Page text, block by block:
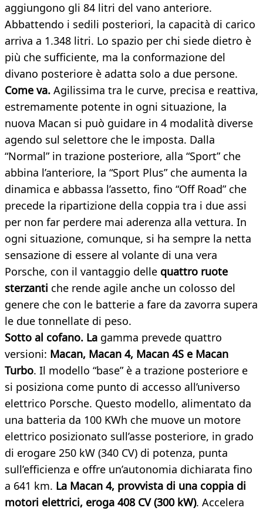
aggiungono gli 84 litri del vano anteriore.
Abbattendo i sedili posteriori, la capacità di carico
arriva a 1.348 litri. Lo spazio per chi siede dietro è
più che sufficiente, ma la conformazione del
divano posteriore è adatta solo a due persone.
Come va. Agilissima tra le curve, precisa e reattiva,
estremamente potente in ogni situazione, la
nuova Macan si può guidare in 4 modalità diverse
agendo sul selettore che le imposta. Dalla
“Normal” in trazione posteriore, alla “Sport” che
abbina l’anteriore, la “Sport Plus” che aumenta la
dinamica e abbassa l’assetto, fino “Off Road” che
precede la ripartizione della coppia tra i due assi
per non far perdere mai aderenza alla vettura. In
ogni situazione, comunque, si ha sempre la netta
sensazione di essere al volante di una vera
Porsche, con il vantaggio delle quattro ruote
sterzanti che rende agile anche un colosso del
genere che con le batterie a fare da zavorra supera
le due tonnellate di peso.
Sotto al cofano. La gamma prevede quattro
versioni: Macan, Macan 4, Macan 4S e Macan
Turbo. Il modello “base” è a trazione posteriore e
si posiziona come punto di accesso all’universo
elettrico Porsche. Questo modello, alimentato da
una batteria da 100 KWh che muove un motore
elettrico posizionato sull’asse posteriore, in grado
di erogare 250 kW (340 CV) di potenza, punta
sull’efficienza e offre un’autonomia dichiarata fino
a 641 km. La Macan 4, provvista di una coppia di
motori elettrici, eroga 408 CV (300 kW). Accelera